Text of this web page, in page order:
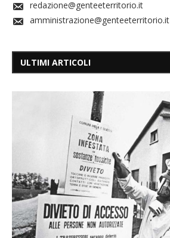
redazione@genteeterritorio.it
amministrazione@genteeterritorio.it
ULTIMI ARTICOLI